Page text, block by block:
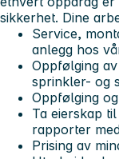
sikkerhet. Dine
Service,
anlegg hos
Oppfølging
sprinkler- og
Oppfølging
Ta eierskap
rapporter
Prising av